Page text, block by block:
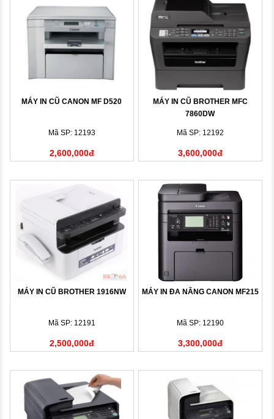
MÁY IN CŨ CANON MF D520
Mã SP: 12193
2,600,000đ
MÁY IN CŨ BROTHER MFC
7860DW
Mã SP: 12192
3,600,000đ
MÁY IN CŨ BROTHER 1916NW
Mã SP: 12191
2,500,000đ
MÁY IN ĐA NĂNG CANON MF215
Mã SP: 12190
3,300,000đ